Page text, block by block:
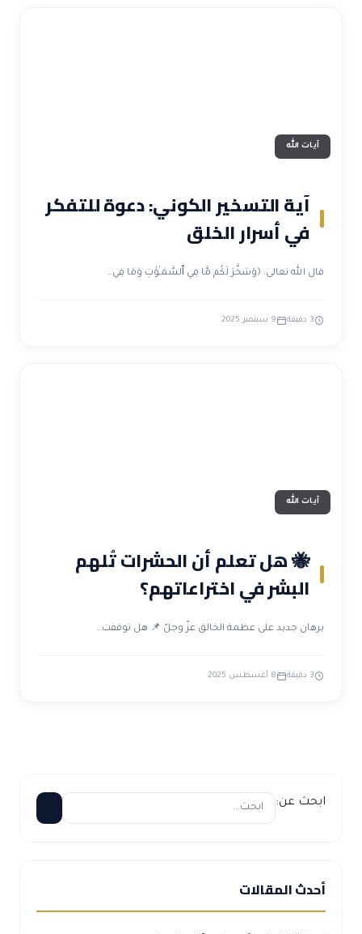
آيات الله
آية التسخير الكوني: دعوة للتفكر
في أسرار الخلق
قال الله تعالى: ﴿وَسَخَّرَ لَكُم مَّا فِي ٱلسَّمَـٰوَٰتِ وَمَا فِي…
3 دقيقة 9 سبتمبر 2025
آيات الله
🐝 هل تعلم أن الحشرات تُلهم
البشر في اختراعاتهم؟
برهان جديد على عظمة الخالق عزّ وجلّ 📌 هل توقفت…
3 دقيقة 8 أغسطس 2025
ابحث عن:
أحدث المقالات